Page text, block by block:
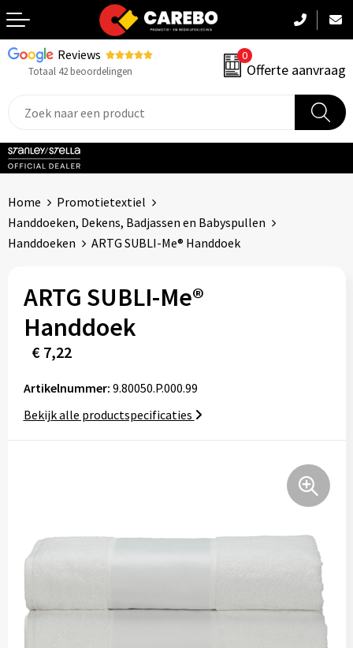
Reviews
Totaal 42 beoordelingen
0
Offerte aanvraag
Terug
Sportkleding
Caps, Mutsen & Sjaals
Handdoeken & Dekens
Kinderkleding
Home
Promotietextiel
Handdoeken, Dekens, Badjassen en Babyspullen
Handdoeken
ARTG SUBLI-Me® Handdoek
ARTG SUBLI-Me®
Handdoek
€ 7,22
Artikelnummer: 9.80050.P.000.99
Bekijk alle productspecificaties